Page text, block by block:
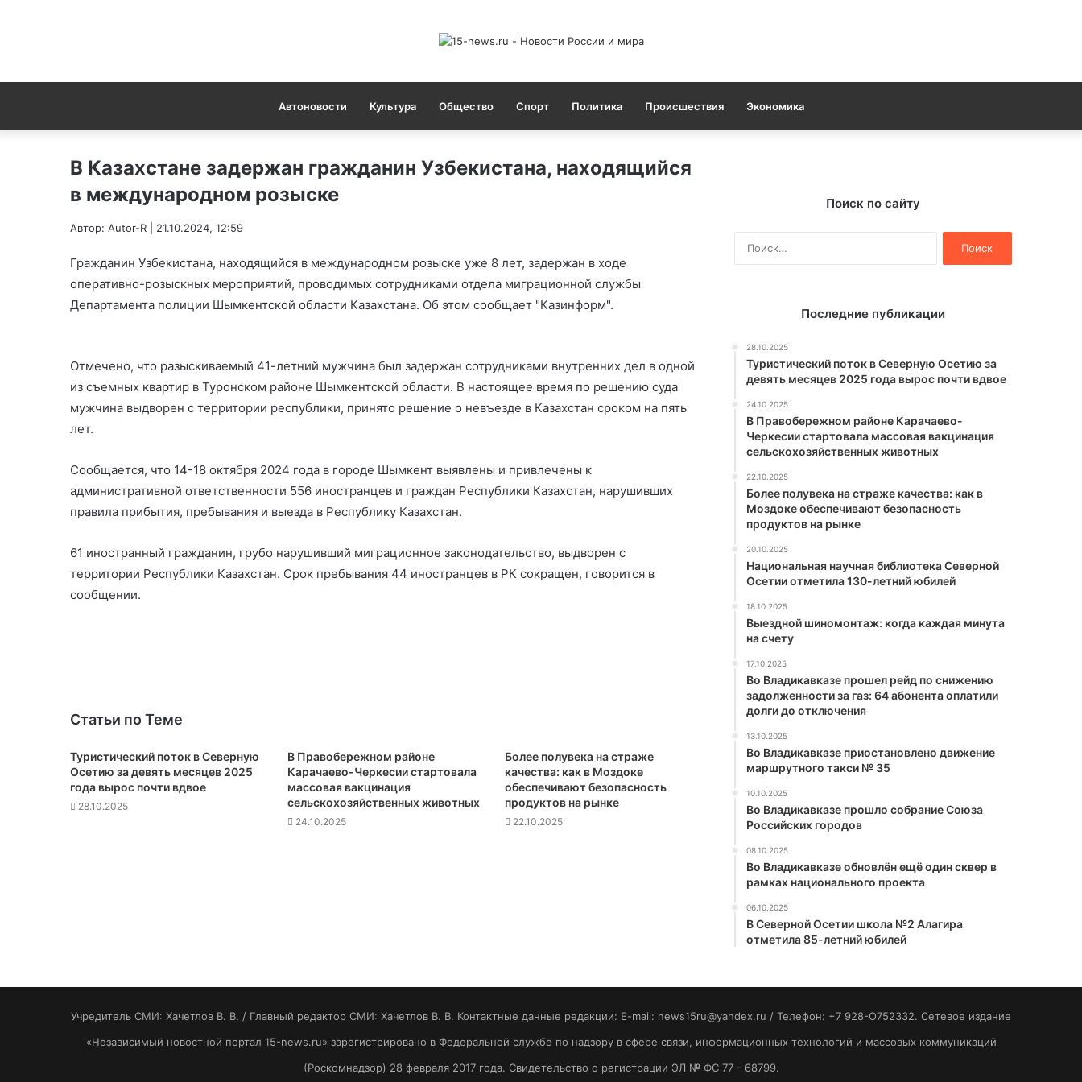
Автоновости Культура Общество Спорт Политика Происшествия Экономика
В Казахстане задержан гражданин Узбекистана, находящийся
в международном розыске
Автор: Autor-R | 21.10.2024, 12:59
Гражданин Узбекистана, находящийся в международном розыске уже 8 лет, задержан в ходе
оперативно-розыскных мероприятий, проводимых сотрудниками отдела миграционной службы
Департамента полиции Шымкентской области Казахстана. Об этом сообщает "Казинформ".
Отмечено, что разыскиваемый 41-летний мужчина был задержан сотрудниками внутренних дел в одной
из съемных квартир в Туронском районе Шымкентской области. В настоящее время по решению суда
мужчина выдворен с территории республики, принято решение о невъезде в Казахстан сроком на пять
лет.
Сообщается, что 14-18 октября 2024 года в городе Шымкент выявлены и привлечены к
административной ответственности 556 иностранцев и граждан Республики Казахстан, нарушивших
правила прибытия, пребывания и выезда в Республику Казахстан.
61 иностранный гражданин, грубо нарушивший миграционное законодательство, выдворен с
территории Республики Казахстан. Срок пребывания 44 иностранцев в РК сокращен, говорится в
сообщении.
Статьи по Теме
Туристический поток в Северную
Осетию за девять месяцев 2025
года вырос почти вдвое
28.10.2025
В Правобережном районе
Карачаево-Черкесии стартовала
массовая вакцинация
сельскохозяйственных животных
24.10.2025
Более полувека на страже
качества: как в Моздоке
обеспечивают безопасность
продуктов на рынке
22.10.2025
Поиск по сайту
Последние публикации
28.10.2025
Туристический поток в Северную Осетию за
девять месяцев 2025 года вырос почти вдвое
24.10.2025
В Правобережном районе Карачаево-
Черкесии стартовала массовая вакцинация
сельскохозяйственных животных
22.10.2025
Более полувека на страже качества: как в
Моздоке обеспечивают безопасность
продуктов на рынке
20.10.2025
Национальная научная библиотека Северной
Осетии отметила 130-летний юбилей
18.10.2025
Выездной шиномонтаж: когда каждая минута
на счету
17.10.2025
Во Владикавказе прошел рейд по снижению
задолженности за газ: 64 абонента оплатили
долги до отключения
13.10.2025
Во Владикавказе приостановлено движение
маршрутного такси № 35
10.10.2025
Во Владикавказе прошло собрание Союза
Российских городов
08.10.2025
Во Владикавказе обновлён ещё один сквер в
рамках национального проекта
06.10.2025
В Северной Осетии школа №2 Алагира
отметила 85-летний юбилей
Учредитель СМИ: Хaчeтлoв B. B. / Главный редактор СМИ: Хaчeтлoв B. B. Контактные данные редакции: E-mail: news15ru@yandex.ru / Телефон: +7 928-O752332. Сетевое издание
«Независимый новостной портал 15-news.ru» зарегистрировано в Федеральной службе по надзору в сфере связи, информационных технологий и массовых коммуникаций
(Роскомнадзор) 28 февраля 2017 года. Свидетельство о регистрации ЭЛ № ФС 77 - 68799.